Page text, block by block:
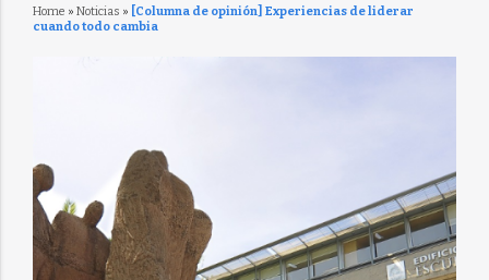
Home » Noticias » [Columna de opinión] Experiencias de liderar
cuando todo cambia